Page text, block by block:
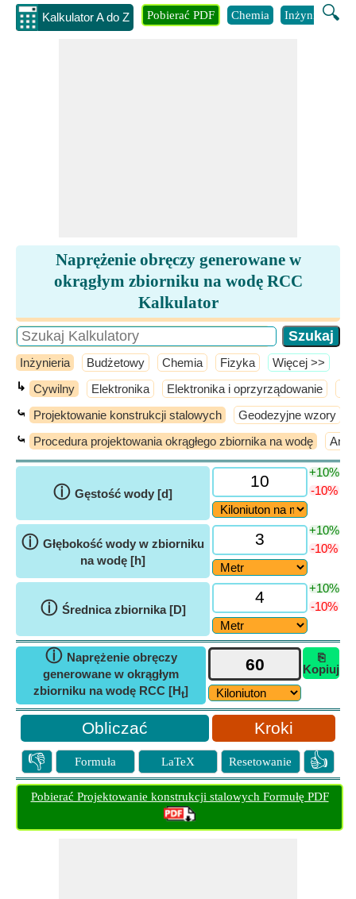
Kalkulator A do Z 🔍
Pobierać PDF Chemia Inżynieria
Naprężenie obręczy generowane w
okrągłym zbiorniku na wodę RCC
Kalkulator
Inżynieria Budżetowy Chemia Fizyka ​Więcej >>
↳ Cywilny Elektronika Elektronika i oprzyrządowanie
⤿ Projektowanie konstrukcji stalowych Geodezyjne wzory
⤿ Procedura projektowania okrągłego zbiornika na wodę
ⓘ Gęstość wody [d]
+10%
-10%
ⓘ Głębokość wody w zbiorniku
na wodę [h]
+10%
-10%
ⓘ Średnica zbiornika [D]
+10%
-10%
ⓘ Naprężenie obręczy
generowane w okrągłym
zbiorniku na wodę RCC [Ht]
⎘
Kopiuj
Kroki
👎 Formuła LaTeX Resetowanie 👍
Pobierać Projektowanie konstrukcji stalowych Formułę PDF